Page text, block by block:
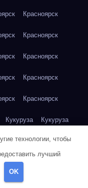
Красноярск
Красноярск
Красноярск
Красноярск
Красноярск
Кукуруза Кукуруза
Кукуруза
Куриная грудка
технологии, чтобы
лучший
OK